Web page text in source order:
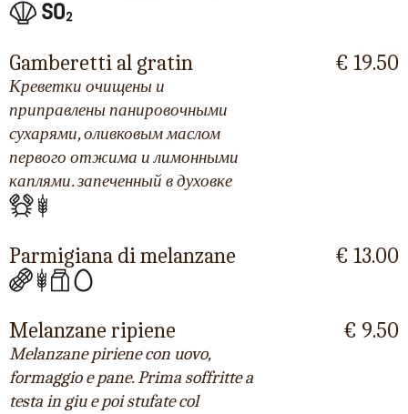
Gamberetti al gratin
Креветки очищены и
приправлены панировочными
сухарями, оливковым маслом
первого отжима и лимонными
каплями. запеченный в духовке
€ 19.50
Parmigiana di melanzane € 13.00
Melanzane ripiene
Melanzane piriene con uovo,
formaggio e pane. Prima soffritte a
testa in giu e poi stufate col
€ 9.50